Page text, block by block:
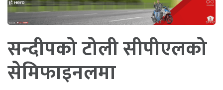
सन्दीपको टोली सीपीएलको
सेमिफाइनलमा